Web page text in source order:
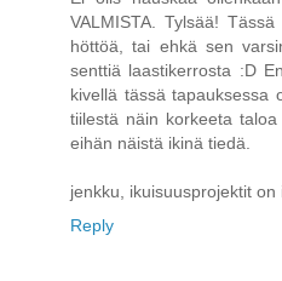
VALMISTA. Tylsää!
höttöä, tai ehkä sen
senttiä laastikerrosta :D
kivellä tässä tapauksessa
tiilestä näin korkeeta
eihän näistä ikinä tiedä.
jenkku, ikuisuusprojektit
Reply